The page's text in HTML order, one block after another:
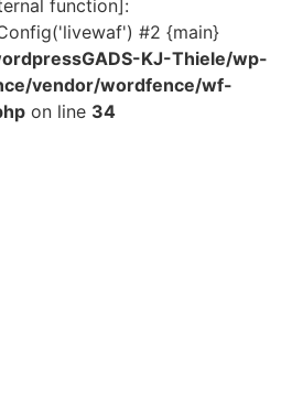
function]:
#2 {main}
KJ-Thiele/wp-
vendor/wordfence/wf-
on line 34